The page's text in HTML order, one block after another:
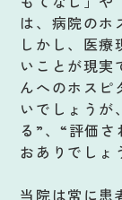
は、病院のホ
しかし、医
いことが現実
んへのホスピ
いでしょうが
る”、“評価
おありでしょ
当院は常に患